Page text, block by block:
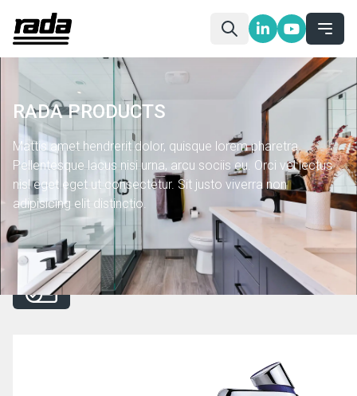
RADA PRODUCTS
Mattis amet hendrerit dolor, quisque lorem pharetra.
Pellentesque lacus nisi urna, arcu sociis eu. Orci vel lectus
nisl eget eget ut consectetur. Sit justo viverra non
adipisicing elit distinctio.